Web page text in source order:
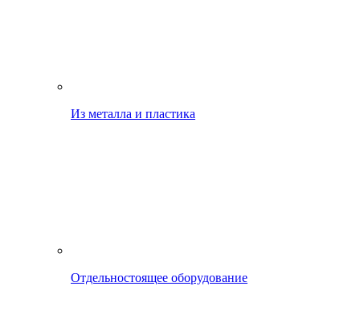
Из металла и пластика
Отдельностоящее оборудование